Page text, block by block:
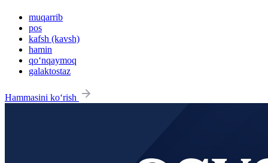
muqarrib
pos
kafsh (kavsh)
hamin
qo‘nqaymoq
galaktostaz
Hammasini ko‘rish